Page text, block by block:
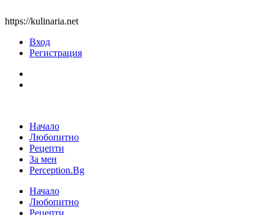
https://kulinaria.net
Вход
Регистрация
Начало
Любопитно
Рецепти
За мен
Perception.Bg
Начало
Любопитно
Рецепти